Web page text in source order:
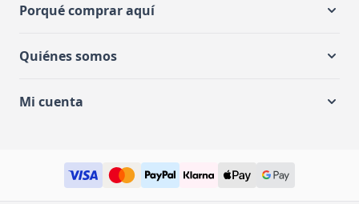
Porqué comprar aquí
Quiénes somos
Mi cuenta